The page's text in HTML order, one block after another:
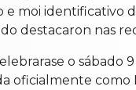
e moi identificativo
destacaron nas
o sábado
oficialmente como